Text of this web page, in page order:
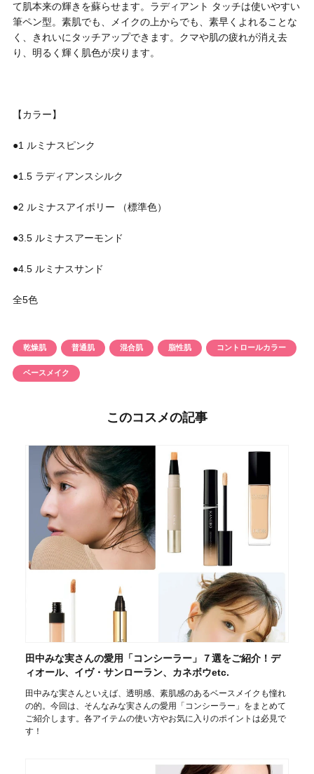
目的・用途
・
悩みなど
て肌本来の輝きを蘇らせます。ラディアント タッチは使いやすい
筆ペン型。素肌でも、メイクの上からでも、素早くよれることな
く、きれいにタッチアップできます。クマや肌の疲れが消え去
り、明るく輝く肌色が戻ります。
【カラー】
●1 ルミナスピンク
●1.5 ラディアンスシルク
●2 ルミナスアイボリー （標準色）
●3.5 ルミナスアーモンド
●4.5 ルミナスサンド
全5色
乾燥肌 普通肌 混合肌 脂性肌 コントロールカラー
ベースメイク
このコスメの記事
田中みな実さんの愛用「コンシーラー」７選をご紹介！デ
ィオール、イヴ・サンローラン、カネボウetc.
田中みな実さんといえば、透明感、素肌感のあるベースメイクも憧れ
の的。今回は、そんなみな実さんの愛用「コンシーラー」をまとめて
ご紹介します。各アイテムの使い方やお気に入りのポイントは必見で
す！